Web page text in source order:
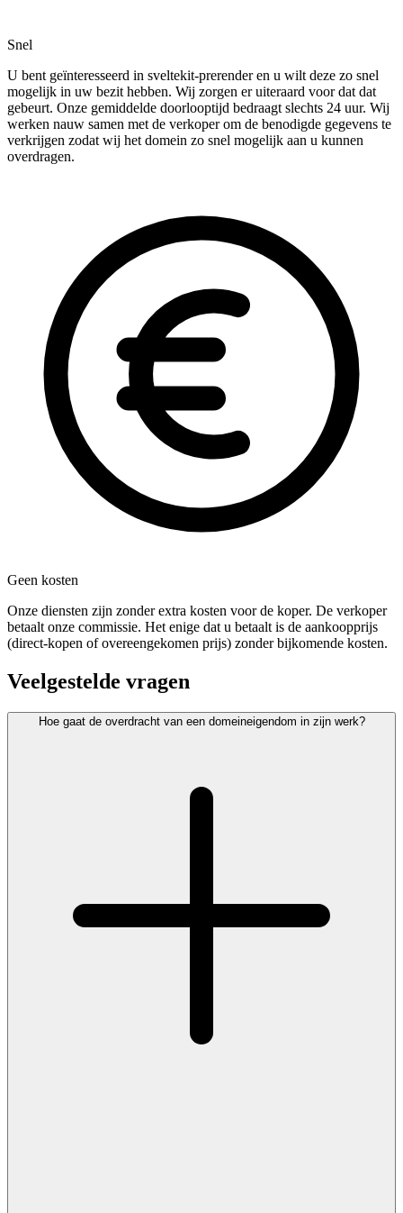
Snel
U bent geïnteresseerd in sveltekit-prerender en u wilt deze zo snel
mogelijk in uw bezit hebben. Wij zorgen er uiteraard voor dat dat
gebeurt. Onze gemiddelde doorlooptijd bedraagt slechts 24 uur. Wij
werken nauw samen met de verkoper om de benodigde gegevens te
verkrijgen zodat wij het domein zo snel mogelijk aan u kunnen
overdragen.
Geen kosten
Onze diensten zijn zonder extra kosten voor de koper. De verkoper
betaalt onze commissie. Het enige dat u betaalt is de aankoopprijs
(direct-kopen of overeengekomen prijs) zonder bijkomende kosten.
Veelgestelde vragen
Hoe gaat de overdracht van een domeineigendom in zijn werk?